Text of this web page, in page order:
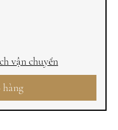
vận chuyển
hàng